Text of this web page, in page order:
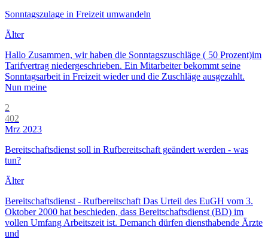
Sonntagszulage in Freizeit umwandeln
Älter
Hallo Zusammen, wir haben die Sonntagszuschläge ( 50 Prozent)im
Tarifvertrag niedergeschrieben. Ein Mitarbeiter bekommt seine
Sonntagsarbeit in Freizeit wieder und die Zuschläge ausgezahlt.
Nun meine
2
402
Mrz 2023
Bereitschaftsdienst soll in Rufbereitschaft geändert werden - was
tun?
Älter
Bereitschaftsdienst - Rufbereitschaft Das Urteil des EuGH vom 3.
Oktober 2000 hat beschieden, dass Bereitschaftsdienst (BD) im
vollen Umfang Arbeitszeit ist. Demanch dürfen diensthabende Ärzte
und